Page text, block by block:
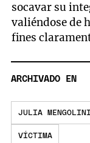
socavar su
valiéndose de
fines
ARCHIVADO EN
JULIA MENGOLINI
VÍCTIMA